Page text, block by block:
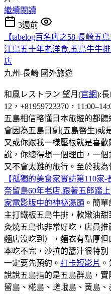
繼續閱讀
3週前
【tabelog百名店之58-長崎五
江島五十年老洋食.五島牛牛
店
九州-長崎 國外旅遊
和風レストラン 望月(官網):
12，+81959723370，
五島相信略懂日本旅遊的都
會因為五島日劇(五島醫生)或
又或你跟我一樣壓根就是喜
說，你總得想一個理由，一
又不會太難的旅行。至於我
【孤獨的美食家實訪第110家
奈留島60年老店.跟著五郎踏
家電影版中的神祕湯頭 。簡
主打鐵板五島牛排，軟嫩油
灸燒五島也非常好吃，店員
麵店沒吃到），麵衣有點厚
本吃不完，沙拉的醬汁很特
一定要先預約。 打卡短影片
說說五島指的是五島群島，
留島、椛島、嵯峨島、黃島